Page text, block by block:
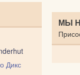
Дикс
МЫ